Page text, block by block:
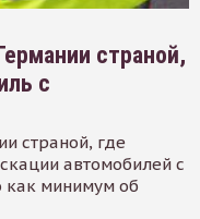
страной,
с
страной, где
автомобилей с
как минимум об